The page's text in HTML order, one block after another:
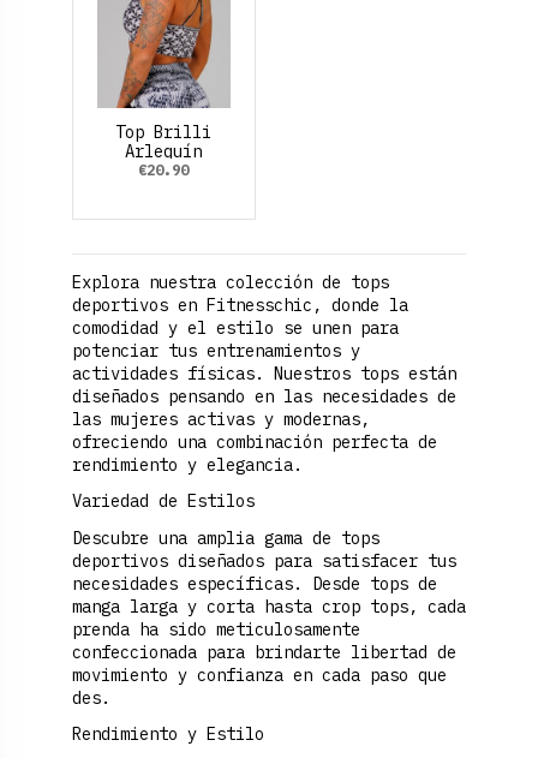
Top Brilli
Arlequín
€20.90
Explora nuestra colección de tops
deportivos en Fitnesschic, donde la
comodidad y el estilo se unen para
potenciar tus entrenamientos y
actividades físicas. Nuestros tops están
diseñados pensando en las necesidades de
las mujeres activas y modernas,
ofreciendo una combinación perfecta de
rendimiento y elegancia.
Variedad de Estilos
Descubre una amplia gama de tops
deportivos diseñados para satisfacer tus
necesidades específicas. Desde tops de
manga larga y corta hasta crop tops, cada
prenda ha sido meticulosamente
confeccionada para brindarte libertad de
movimiento y confianza en cada paso que
des.
Rendimiento y Estilo